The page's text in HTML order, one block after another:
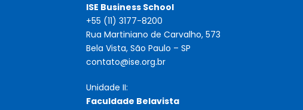
ISE Business School
+55 (11) 3177-8200
Rua Martiniano de Carvalho, 573
Bela Vista, São Paulo – SP
contato@ise.org.br
Unidade II:
Faculdade Belavista